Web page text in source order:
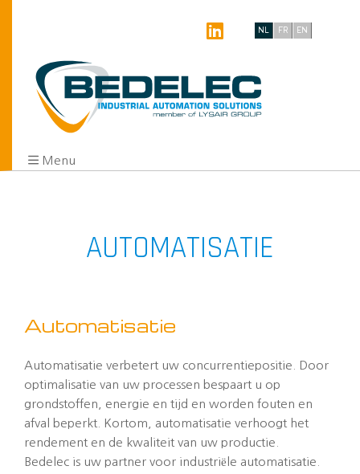
NL FR EN
Menu
AUTOMATISATIE
Automatisatie
Automatisatie verbetert uw concurrentiepositie. Door
optimalisatie van uw processen bespaart u op
grondstoffen, energie en tijd en worden fouten en
afval beperkt. Kortom, automatisatie verhoogt het
rendement en de kwaliteit van uw productie.
Bedelec is uw partner voor industriële automatisatie.